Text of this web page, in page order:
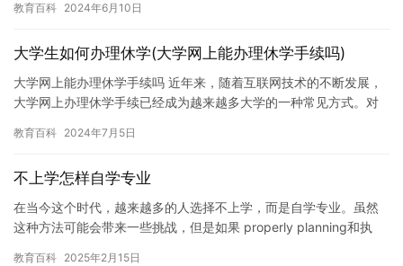
做家…
教育百科 2024年6月10日
大学生如何办理休学(大学网上能办理休学手续吗)
大学网上能办理休学手续吗 近年来，随着互联网技术的不断发展，
大学网上办理休学手续已经成为越来越多大学的一种常见方式。对
生来…
教育百科 2024年7月5日
不上学怎样自学专业
在当今这个时代，越来越多的人选择不上学，而是自学专业。虽然
这种方法可能会带来一些挑战，但是如果 properly planning和执
教育百科 2025年2月15日